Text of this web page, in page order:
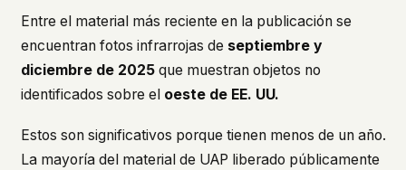
Entre el material más reciente en la publicación se
encuentran fotos infrarrojas de septiembre y
diciembre de 2025que muestran objetos no
identificados sobre el oeste de EE. UU.
Estos son significativos porque tienen menos de un año.
La mayoría del material de UAP liberado públicamente